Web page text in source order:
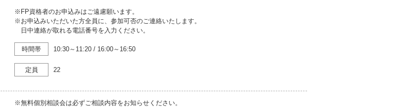
※FP資格者のお申込みはご遠慮願います。
※お申込みいただいた方全員に、参加可否のご連絡いたします。
日中連絡が取れる電話番号を入力ください。
時間帯 10:30～11:20 / 16:00～16:50
定員 22
※無料個別相談会は必ずご相談内容をお知らせください。